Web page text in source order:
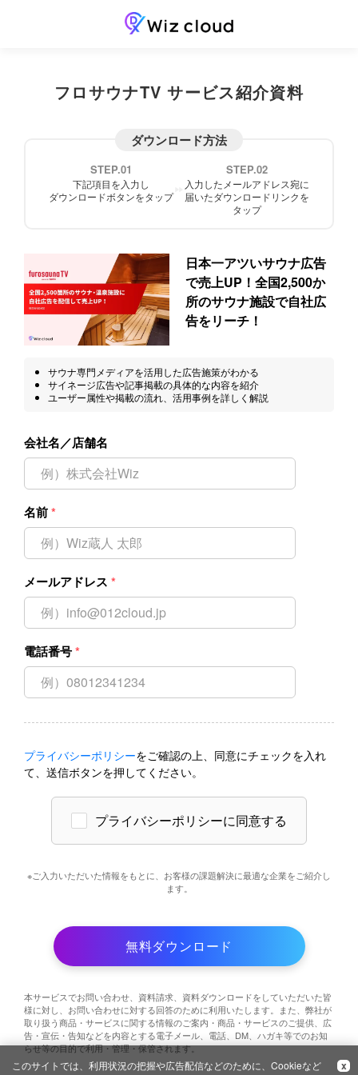
フロサウナTV サービス紹介資料
ダウンロード方法
STEP.01
下記項目を入力し
ダウンロードボタンをタップ
STEP.02
入力したメールアドレス宛に
届いたダウンロードリンクを
タップ
日本一アツいサウナ広告
で売上UP！全国2,500か
所のサウナ施設で自社広
告をリーチ！
サウナ専門メディアを活用した広告施策がわかる
サイネージ広告や記事掲載の具体的な内容を紹介
ユーザー属性や掲載の流れ、活用事例を詳しく解説
会社名／店舗名
名前*
メールアドレス *
電話番号*
プライバシーポリシーをご確認の上、 同意にチェックを入れ
て、送信ボタンを押してください。
プライバシーポリシーに同意する
※ご入力いただいた情報をもとに、お客様の課題解決に最適な企業をご紹介し
ます。
無料ダウンロード
本サービスでお問い合わせ、資料請求、資料ダウンロードをしていただいた皆
様に対し、お問い合わせに対する回答のために利用いたします。また、弊社が
取り扱う商品・サービスに関する情報のご案内・商品・サービスのご提供、広
告・宣伝・告知などを内容とする電子メール、電話、DM、ハガキ等でのお知
らせ等の目的で利用・管理・保管されます。
このサイトでは、利用状況の把握や広告配信などのために、Cookieなど
x